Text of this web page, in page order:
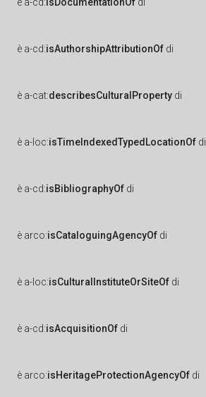
è a-cd:isAuthorshipAttributionOf di
è a-cat:describesCulturalProperty di
è a-loc:isTimeIndexedTypedLocationOf di
è a-cd:isBibliographyOf di
è arco:isCataloguingAgencyOf di
è a-loc:isCulturalInstituteOrSiteOf di
è a-cd:isAcquisitionOf di
è arco:isHeritageProtectionAgencyOf di